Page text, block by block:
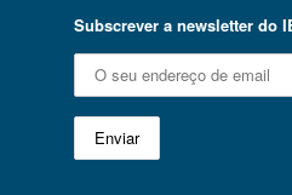
Subscrever a newsletter do